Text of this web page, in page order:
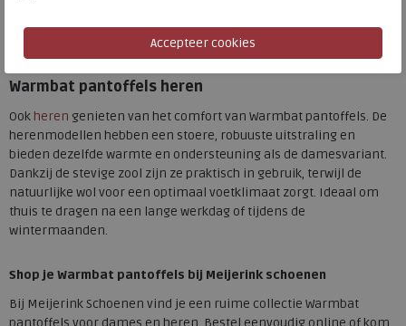
pantoffels in verschillende kleuren en stijlen, van klassieke
instappers tot hippe mocassins.
Warmbat pantoffels heren
Ook heren genieten van het comfort van Warmbat pantoffels. De
herenmodellen hebben een stoere, robuuste uitstraling en
bieden dezelfde warmte en ondersteuning als de damesvariant.
Dankzij de stevige zool zijn ze praktisch in gebruik, terwijl de
natuurlijke wol voor een optimaal voetklimaat zorgt. Ideaal om
thuis te dragen na een lange werkdag of tijdens de
wintermaanden.
Shop je Warmbat pantoffels bij Meijerink schoenen
Bij Meijerink Schoenen vind je een ruime collectie Warmbat
pantoffels voor dames en heren. Bestel eenvoudig online of kom